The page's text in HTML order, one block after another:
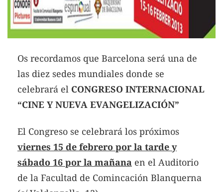
Os recordamos que Barcelona será una de
las diez sedes mundiales donde se
celebrará el CONGRESO INTERNACIONAL
“CINE Y NUEVA EVANGELIZACIÓN”
El Congreso se celebrará los próximos
viernes 15 de febrero por la tarde y
sábado 16 por la mañana en el Auditorio
de la Facultad de Comincación Blanquerna